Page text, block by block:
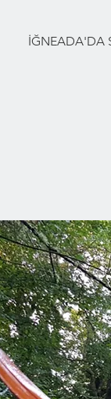
İĞNEADA'DA